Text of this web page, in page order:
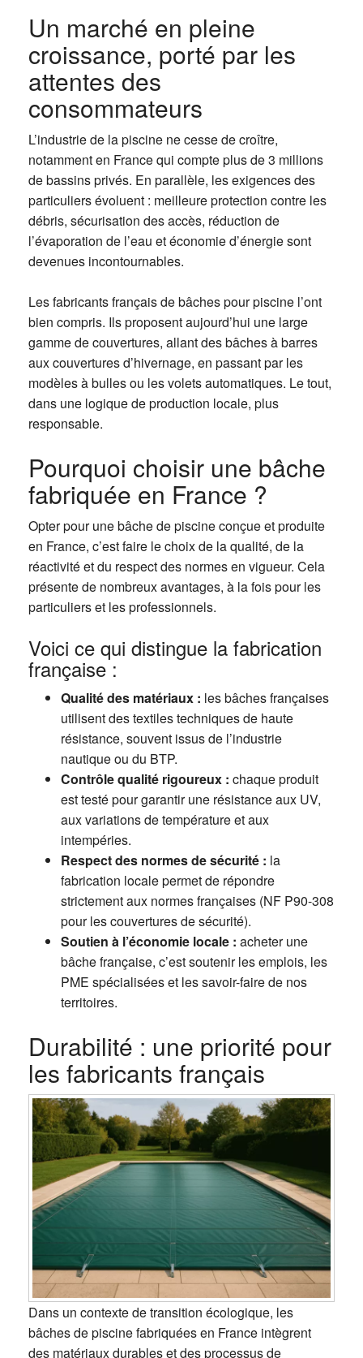
Un marché en pleine
croissance, porté par les
attentes des
consommateurs
L’industrie de la piscine ne cesse de croître,
notamment en France qui compte plus de 3 millions
de bassins privés. En parallèle, les exigences des
particuliers évoluent : meilleure protection contre les
débris, sécurisation des accès, réduction de
l’évaporation de l’eau et économie d’énergie sont
devenues incontournables.
Les fabricants français de bâches pour piscine l’ont
bien compris. Ils proposent aujourd’hui une large
gamme de couvertures, allant des bâches à barres
aux couvertures d’hivernage, en passant par les
modèles à bulles ou les volets automatiques. Le tout,
dans une logique de production locale, plus
responsable.
Pourquoi choisir une bâche
fabriquée en France ?
Opter pour une bâche de piscine conçue et produite
en France, c’est faire le choix de la qualité, de la
réactivité et du respect des normes en vigueur. Cela
présente de nombreux avantages, à la fois pour les
particuliers et les professionnels.
Voici ce qui distingue la fabrication
française :
Qualité des matériaux : les bâches françaises
utilisent des textiles techniques de haute
résistance, souvent issus de l’industrie
nautique ou du BTP.
Contrôle qualité rigoureux : chaque produit
est testé pour garantir une résistance aux UV,
aux variations de température et aux
intempéries.
Respect des normes de sécurité : la
fabrication locale permet de répondre
strictement aux normes françaises (NF P90-308
pour les couvertures de sécurité).
Soutien à l’économie locale : acheter une
bâche française, c’est soutenir les emplois, les
PME spécialisées et les savoir-faire de nos
territoires.
Durabilité : une priorité pour
les fabricants français
Dans un contexte de transition écologique, les
bâches de piscine fabriquées en France intègrent
des matériaux durables et des processus de